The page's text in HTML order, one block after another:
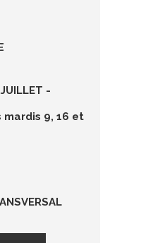
-
mardis 9, 16 et